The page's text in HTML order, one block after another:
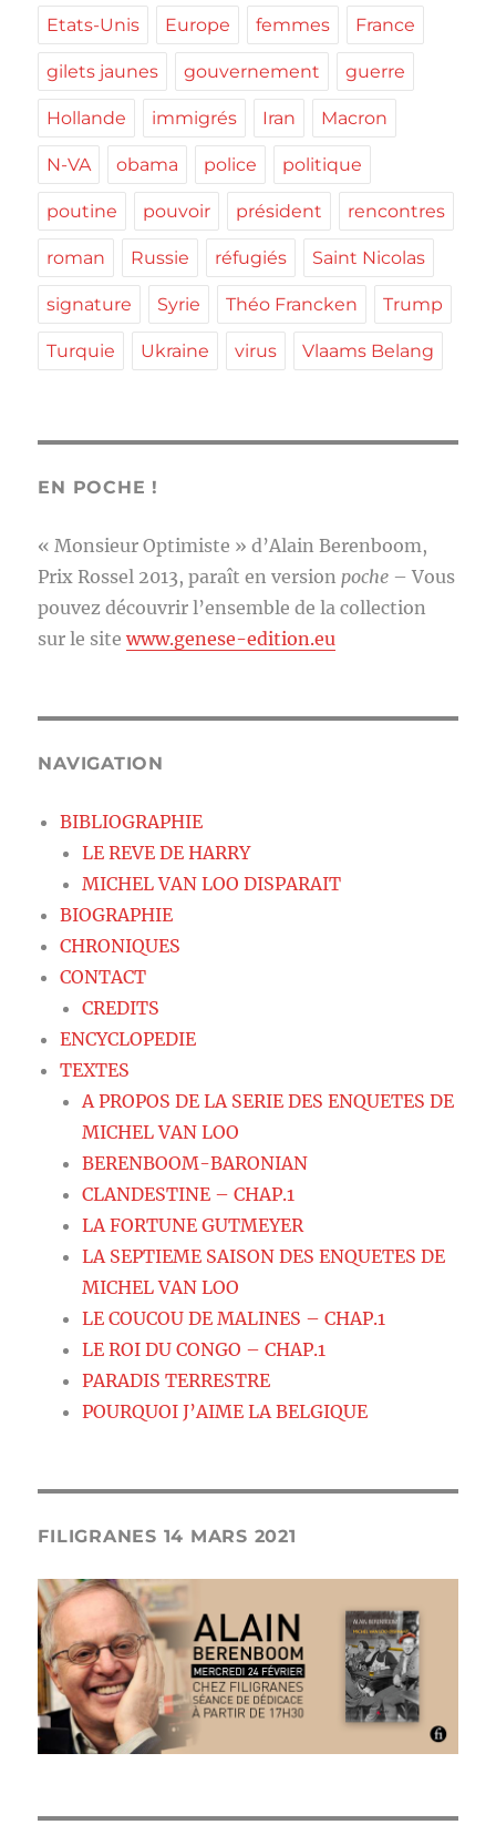
Etats-Unis Europe femmes France
gilets jaunes gouvernement guerre
Hollande immigrés Iran Macron
N-VA obama police politique
poutine pouvoir président rencontres
roman Russie réfugiés Saint Nicolas
signature Syrie Théo Francken Trump
Turquie Ukraine virus Vlaams Belang
EN POCHE !
« Monsieur Optimiste » d’Alain Berenboom,
Prix Rossel 2013, paraît en version poche – Vous
pouvez découvrir l’ensemble de la collection
sur le sitewww.genese-edition.eu
NAVIGATION
BIBLIOGRAPHIE
LE REVE DE HARRY
MICHEL VAN LOO DISPARAIT
BIOGRAPHIE
CHRONIQUES
CONTACT
CREDITS
ENCYCLOPEDIE
TEXTES
A PROPOS DE LA SERIE DES ENQUETES DE
MICHEL VAN LOO
BERENBOOM-BARONIAN
CLANDESTINE – CHAP.1
LA FORTUNE GUTMEYER
LA SEPTIEME SAISON DES ENQUETES DE
MICHEL VAN LOO
LE COUCOU DE MALINES – CHAP.1
LE ROI DU CONGO – CHAP.1
PARADIS TERRESTRE
POURQUOI J’AIME LA BELGIQUE
FILIGRANES 14 MARS 2021